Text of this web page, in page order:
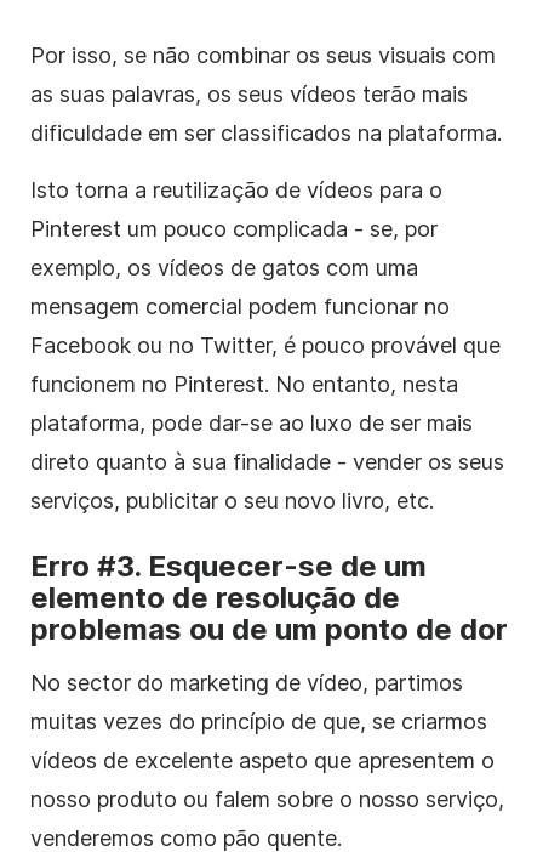
Por isso, se não combinar os seus visuais com
as suas palavras, os seus vídeos terão mais
dificuldade em ser classificados na plataforma.
Isto torna a reutilização de vídeos para o
Pinterest um pouco complicada - se, por
exemplo, os vídeos de gatos com uma
mensagem comercial podem funcionar no
Facebook ou no Twitter, é pouco provável que
funcionem no Pinterest. No entanto, nesta
plataforma, pode dar-se ao luxo de ser mais
direto quanto à sua finalidade - vender os seus
serviços, publicitar o seu novo livro, etc.
Erro #3. Esquecer-se de um
elemento de resolução de
problemas ou de um ponto de dor
No sector do marketing de vídeo, partimos
muitas vezes do princípio de que, se criarmos
vídeos de excelente aspeto que apresentem o
nosso produto ou falem sobre o nosso serviço,
venderemos como pão quente.